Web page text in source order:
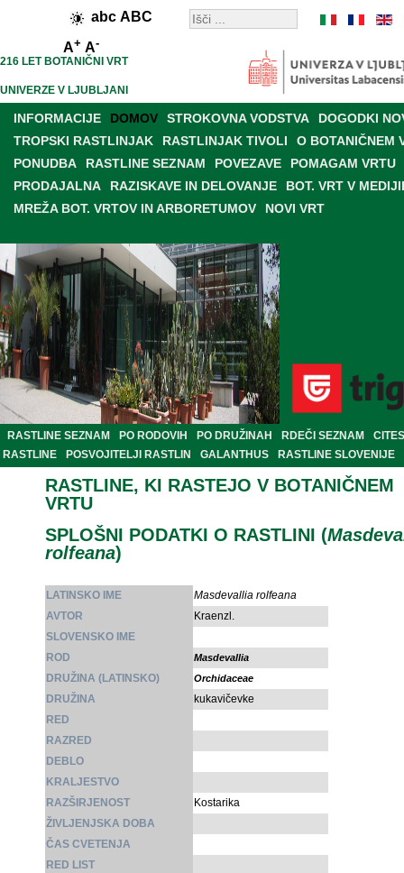
abc ABC
A+ A-
216 LET BOTANIČNI VRT
UNIVERZE V LJUBLJANI
INFORMACIJE DOMOV STROKOVNA VODSTVA
DOGODKI
TROPSKI RASTLINJAK
RASTLINJAK TIVOLI
O BOTANIČNEM
PONUDBA
RASTLINE SEZNAM POVEZAVE
POMAGAM VRTU
PRODAJALNA
RAZISKAVE IN DELOVANJE
BOT. VRT V
MREŽA BOT. VRTOV IN ARBORETUMOV
NOVI VRT
RASTLINE SEZNAM PO RODOVIH PO DRUŽINAH RDEČI SEZNAM
CITES
RASTLINE
POSVOJITELJI RASTLIN GALANTHUS RASTLINE SLOVENIJE
RASTLINE, KI RASTEJO V BOTANIČNEM
VRTU
SPLOŠNI PODATKI O RASTLINI (
rolfeana)
LATINSKO IME
Masdevallia rolfeana
AVTOR
Kraenzl.
SLOVENSKO IME
ROD
Masdevallia
DRUŽINA (LATINSKO) Orchidaceae
DRUŽINA
kukavičevke
RED
RAZRED
DEBLO
KRALJESTVO
RAZŠIRJENOST
Kostarika
ŽIVLJENJSKA DOBA
ČAS CVETENJA
RED LIST